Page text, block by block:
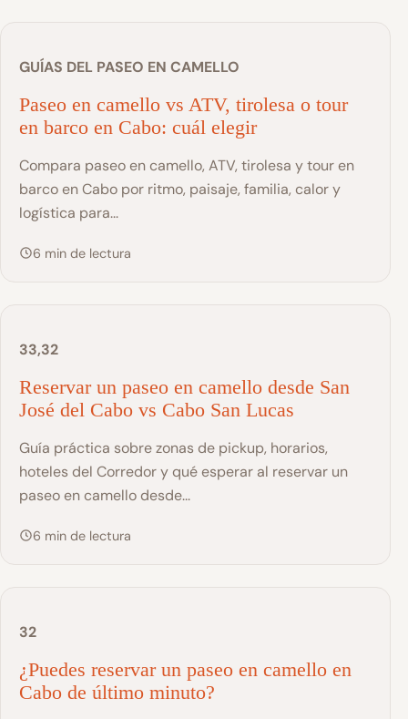
GUÍAS DEL PASEO EN CAMELLO
Paseo en camello vs ATV, tirolesa o tour
en barco en Cabo: cuál elegir
Compara paseo en camello, ATV, tirolesa y tour en
barco en Cabo por ritmo, paisaje, familia, calor y
logística para...
6 min de lectura
33,32
Reservar un paseo en camello desde San
José del Cabo vs Cabo San Lucas
Guía práctica sobre zonas de pickup, horarios,
hoteles del Corredor y qué esperar al reservar un
paseo en camello desde...
6 min de lectura
32
¿Puedes reservar un paseo en camello en
Cabo de último minuto?